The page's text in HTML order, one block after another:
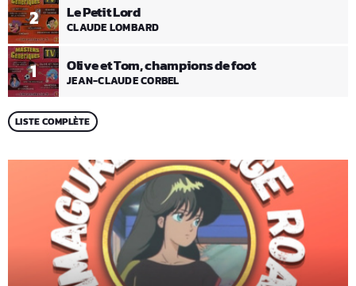
1 Olive et Tom, champions de foot
JEAN-CLAUDE CORBEL
2 Le Petit Lord
CLAUDE LOMBARD
LISTE COMPLÈTE